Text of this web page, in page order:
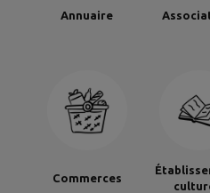
Annuaire
Commerces